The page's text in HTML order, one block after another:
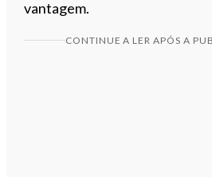
vantagem.
CONTINUE A LER APÓS A